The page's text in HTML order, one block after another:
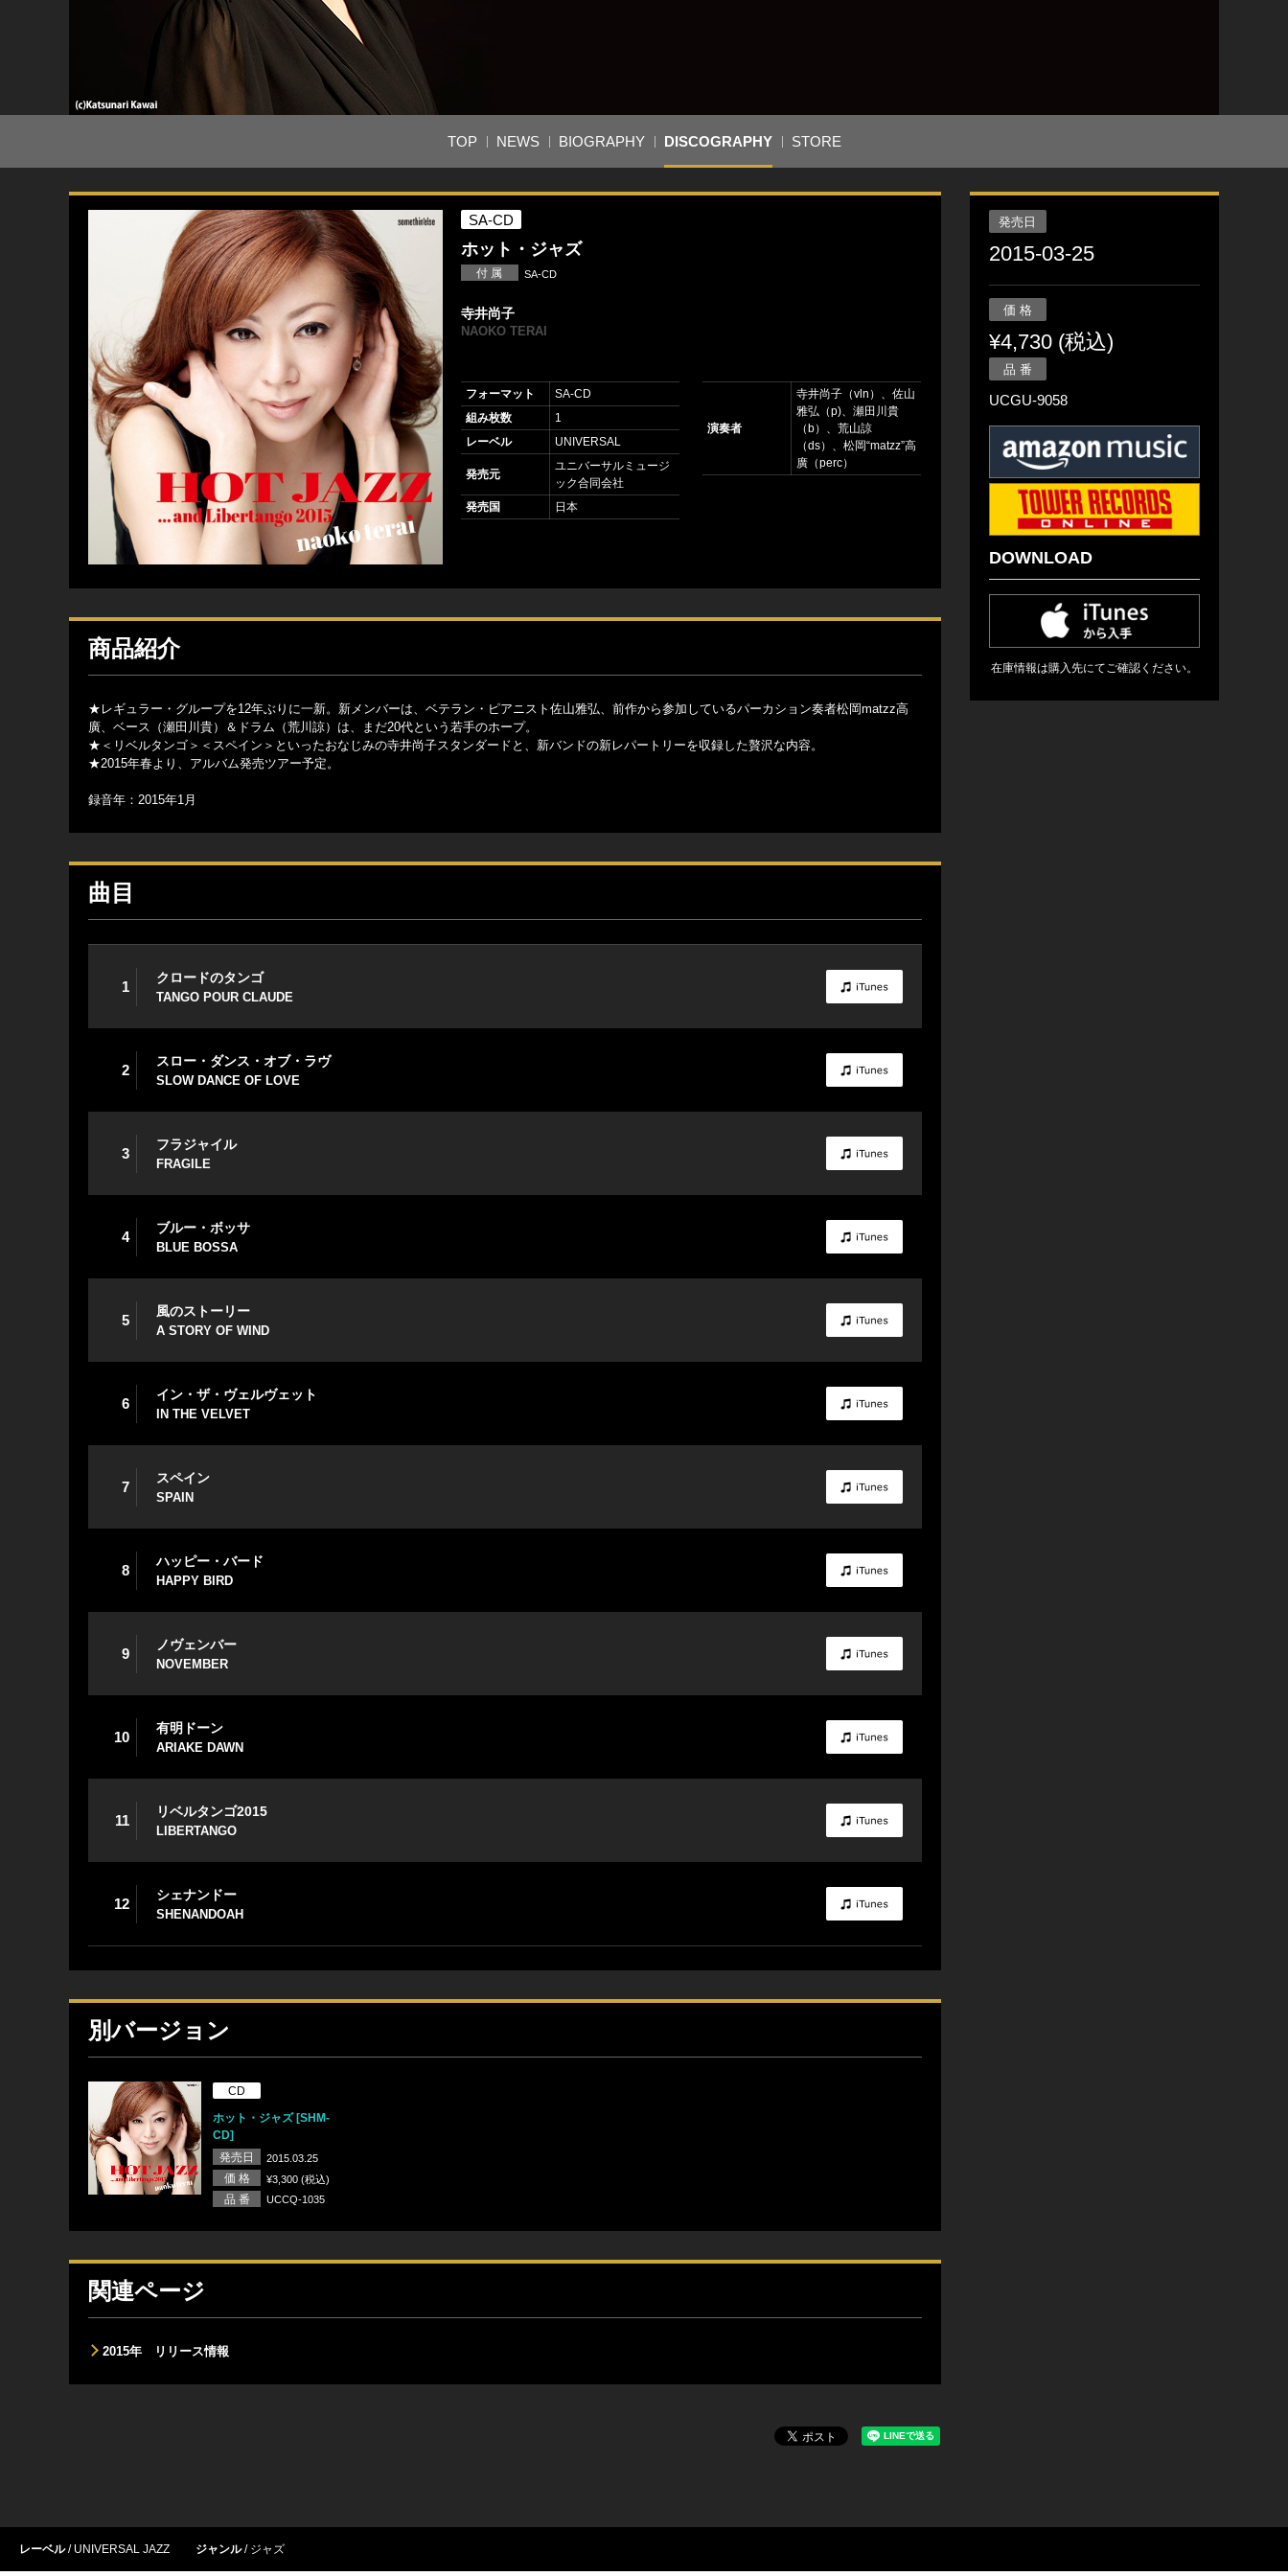
TOP NEWS BIOGRAPHY DISCOGRAPHY STORE
SA-CD
ホット・ジャズ
付 属 SA-CD
寺井尚子
NAOKO TERAI
フォーマット
SA-CD
組み枚数
1
レーベル
UNIVERSAL
発売元
ユニバーサルミュージ
ック合同会社
発売国
日本
演奏者
寺井尚子（vln）、佐山
雅弘（p)、瀬田川貴
（b）、荒山諒
（ds）、松岡“matzz”高
廣（perc）
商品紹介
★レギュラー・グループを12年ぶりに一新。新メンバーは、ベテラン・ピアニスト佐山雅弘、前作から参加しているパーカション奏者松岡matzz高
廣、ベース（瀬田川貴）＆ドラム（荒川諒）は、まだ20代という若手のホープ。
★＜リベルタンゴ＞＜スペイン＞といったおなじみの寺井尚子スタンダードと、新バンドの新レパートリーを収録した贅沢な内容。
★2015年春より、アルバム発売ツアー予定。
録音年：2015年1月
曲目
1
クロードのタンゴ
TANGO POUR CLAUDE
2
スロー・ダンス・オブ・ラヴ
SLOW DANCE OF LOVE
3
フラジャイル
FRAGILE
4
ブルー・ボッサ
BLUE BOSSA
5
風のストーリー
A STORY OF WIND
6
イン・ザ・ヴェルヴェット
IN THE VELVET
7
スペイン
SPAIN
8
ハッピー・バード
HAPPY BIRD
9
ノヴェンバー
NOVEMBER
10
有明ドーン
ARIAKE DAWN
11
リベルタンゴ2015
LIBERTANGO
12
シェナンドー
SHENANDOAH
別バージョン
CD
ホット・ジャズ [SHM-
CD]
発売日
2015.03.25
価 格 ¥3,300 (税込)
品 番 UCCQ-1035
関連ページ
2015年 リリース情報
発売日
2015-03-25
価 格
¥4,730 (税込)
品 番
UCGU-9058
DOWNLOAD
在庫情報は購入先にてご確認ください。
レーベル UNIVERSAL JAZZ ジャンル ジャズ